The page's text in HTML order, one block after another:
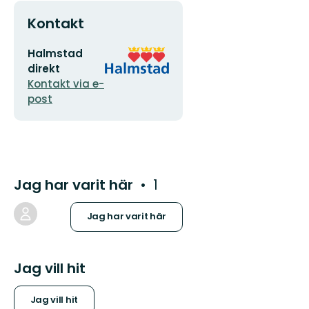
Kontakt
E-
postadress
Halmstad
direkt
Kontakt via e-
post
Organisationens
logotyp
Jag har varit här 1
Jag har varit här
Jag vill hit
Jag vill hit